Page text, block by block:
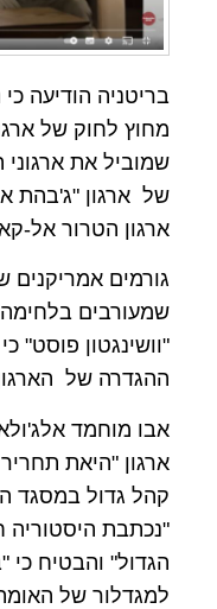
בריטניה הודיעה
מחוץ לחוק של
שמוביל את ארגוני
של ארגון "ג'בהת
ארגון הטרור אל-
גורמים
שמעורבים בלחימה
"וושינגטון
ההגדרה של
אבו מוחמד
ארגון "היאת
קהל גדול במסגד
"נכתבת היסטוריה
הגדול" והבטיח כי
למגדלור של